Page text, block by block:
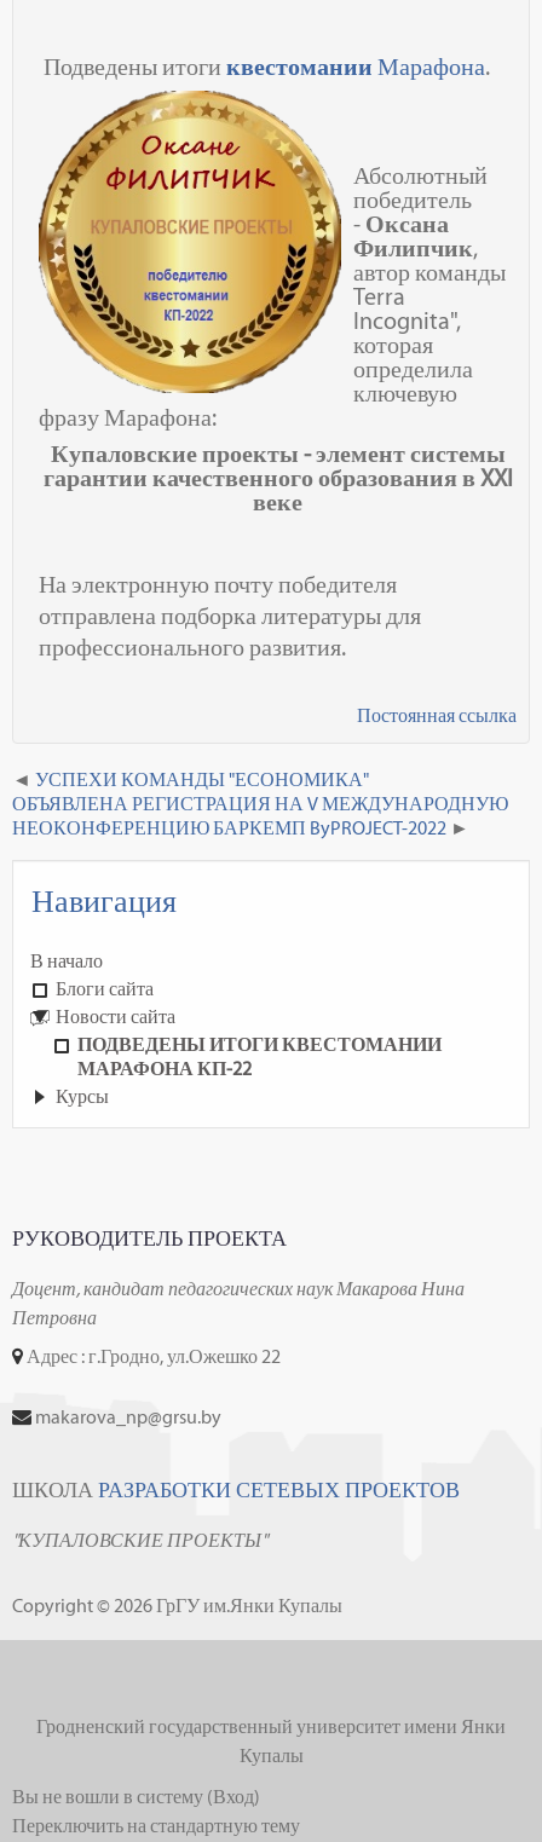
Подведены итоги квестомании Марафона.
Абсолютный
победитель
- Оксана
Филипчик,
автор команды
Terra
Incognita",
которая
определила
ключевую
фразу Марафона:
Купаловские проекты - элемент системы
гарантии качественного образования в XXI
веке
На электронную почту победителя
отправлена подборка литературы для
профессионального развития.
Постоянная ссылка
УСПЕХИ КОМАНДЫ "ЕСОНОМИКА"
ОБЪЯВЛЕНА РЕГИСТРАЦИЯ НА V МЕЖДУНАРОДНУЮ
НЕОКОНФЕРЕНЦИЮ БАРКЕМП ByPROJECT-2022
Навигация
В начало
Блоги сайта
Новости сайта
ПОДВЕДЕНЫ ИТОГИ КВЕСТОМАНИИ
МАРАФОНА КП-22
Курсы
РУКОВОДИТЕЛЬ ПРОЕКТА
Доцент, кандидат педагогических наук Макарова Нина
Петровна
Адрес : г.Гродно, ул.Ожешко 22
makarova_np@grsu.by
ШКОЛА РАЗРАБОТКИ СЕТЕВЫХ ПРОЕКТОВ
"КУПАЛОВСКИЕ ПРОЕКТЫ"
Copyright © 2026 ГрГУ им.Янки Купалы
Гродненский государственный университет имени Янки
Купалы
Вы не вошли в систему (Вход)
Переключить на стандартную тему